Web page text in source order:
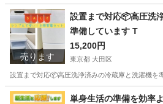
売ります
設置まで対応📦高圧洗
準備しています T
15,200円
東京都 大田区
設置まで対応📦高圧洗浄済みの冷蔵庫と洗濯機
東京 大田区 生活家電 YAMADA
単身生活の準備を効率